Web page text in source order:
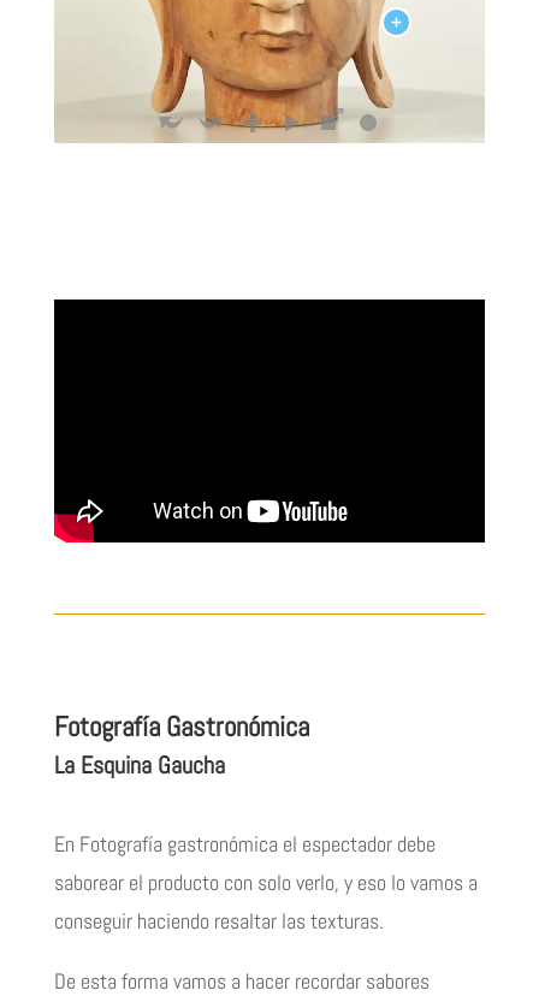
Fotografía Gastronómica
La Esquina Gaucha
En Fotografía gastronómica el espectador debe
saborear el producto con solo verlo, y eso lo vamos a
conseguir haciendo resaltar las texturas.
De esta forma vamos a hacer recordar sabores